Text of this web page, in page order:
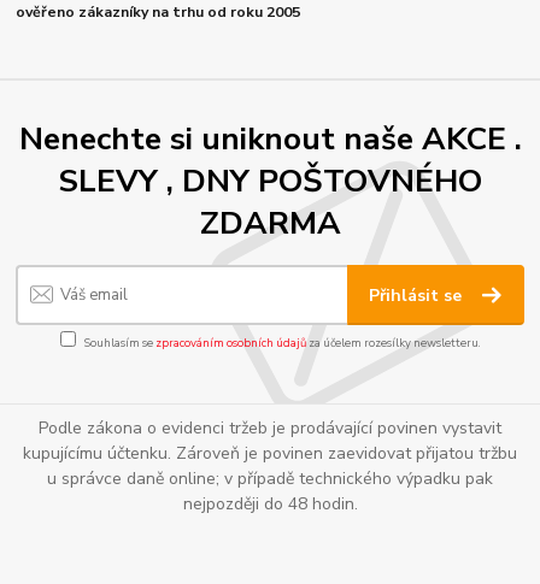
ověřeno zákazníky na trhu od roku 2005
Nenechte si uniknout naše AKCE .
SLEVY , DNY POŠTOVNÉHO
ZDARMA
Přihlásit se
Souhlasím se zpracováním osobních údajůza účelem rozesílky newsletteru.
Podle zákona o evidenci tržeb je prodávající povinen vystavit
kupujícímu účtenku. Zároveň je povinen zaevidovat přijatou tržbu
u správce daně online; v případě technického výpadku pak
nejpozději do 48 hodin.